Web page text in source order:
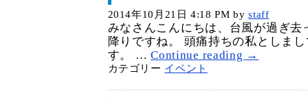
2014年10月21日 4:18 PM by staff
みなさんこんにちは、台風が過ぎ去
降りですね。 頭痛持ちの私としま
す。 …Continue reading →
カテゴリー イベント